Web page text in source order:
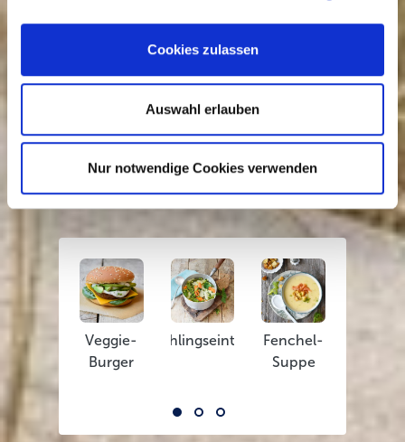
Cookies zulassen
Auswahl erlauben
Nur notwendige Cookies verwenden
Pro Portion: 352 kcal/1475 kJ
18 g E/13 g KH/24 g F
Weitere Rezepte
Veggie-
Burger
Frühlingseintopf
Fenchel-
Suppe
Rote-